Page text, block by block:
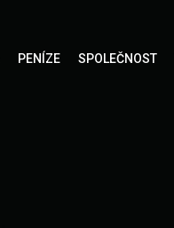
PENÍZE SPOLEČNOST